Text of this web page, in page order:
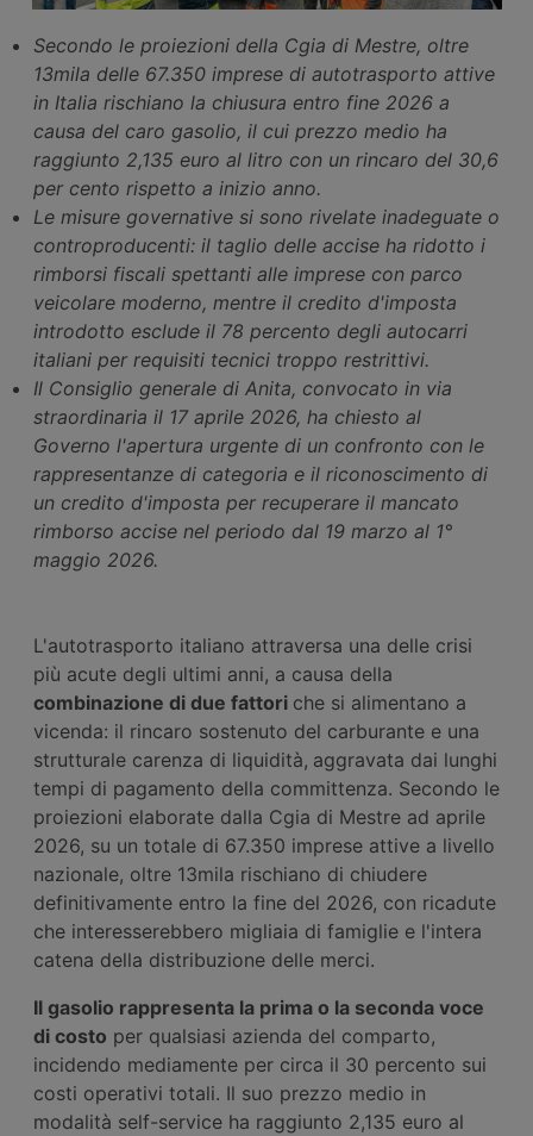
Secondo le proiezioni della Cgia di Mestre, oltre
13mila delle 67.350 imprese di autotrasporto attive
in Italia rischiano la chiusura entro fine 2026 a
causa del caro gasolio, il cui prezzo medio ha
raggiunto 2,135 euro al litro con un rincaro del 30,6
per cento rispetto a inizio anno.
Le misure governative si sono rivelate inadeguate o
controproducenti: il taglio delle accise ha ridotto i
rimborsi fiscali spettanti alle imprese con parco
veicolare moderno, mentre il credito d'imposta
introdotto esclude il 78 percento degli autocarri
italiani per requisiti tecnici troppo restrittivi.
Il Consiglio generale di Anita, convocato in via
straordinaria il 17 aprile 2026, ha chiesto al
Governo l'apertura urgente di un confronto con le
rappresentanze di categoria e il riconoscimento di
un credito d'imposta per recuperare il mancato
rimborso accise nel periodo dal 19 marzo al 1°
maggio 2026.
L'autotrasporto italiano attraversa una delle crisi
più acute degli ultimi anni, a causa della
combinazione di due fattori che si alimentano a
vicenda: il rincaro sostenuto del carburante e una
strutturale carenza di liquidità, aggravata dai lunghi
tempi di pagamento della committenza. Secondo le
proiezioni elaborate dalla Cgia di Mestre ad aprile
2026, su un totale di 67.350 imprese attive a livello
nazionale, oltre 13mila rischiano di chiudere
definitivamente entro la fine del 2026, con ricadute
che interesserebbero migliaia di famiglie e l'intera
catena della distribuzione delle merci.
Il gasolio rappresenta la prima o la seconda voce
di costo per qualsiasi azienda del comparto,
incidendo mediamente per circa il 30 percento sui
costi operativi totali. Il suo prezzo medio in
modalità self-service ha raggiunto 2,135 euro al